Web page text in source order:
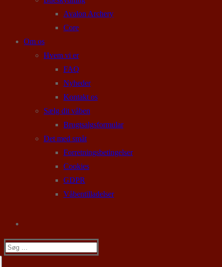
Avalon Archery
Core
Om os
Hvem vi er
FAQ
Nyheder
Kontakt os
Sælg dit våben
Brugtsalgsformular
Det med småt
Forretningsbetingelser
Cookies
GDPR
Våbentilladelser
Søg